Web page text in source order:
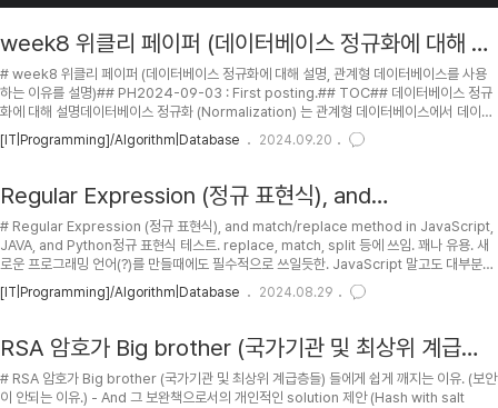
week8 위클리 페이퍼 (데이터베이스 정규화에 대해 설
명, 관계형 데이터베이스를 사용하는 이유를 설명)
# week8 위클리 페이퍼 (데이터베이스 정규화에 대해 설명, 관계형 데이터베이스를 사용
하는 이유를 설명)## PH2024-09-03 : First posting.## TOC## 데이터베이스 정규
화에 대해 설명데이터베이스 정규화 (Normalization) 는 관계형 데이터베이스에서 데이터
의 중복을 최소화하고 데이터의 일관성 (Consistency) 과 무결성 (Integrity) 을 유지하기
위해 데이터를 구조화하는 과정입니다. 정규화는 여러 단계로 나뉘며, 각 단계는 특정한 규칙
열은 하나의 값을 가져야 합니다.테이블의 컬럼이 원자값 (Atomic Value, 하나의 값) 을 갖
도록 테이블을 분해하..
[IT|Programming]/Algorithm|Database 2024.09.20
Regular Expression (정규 표현식), and
match/replace method in JavaScript, JAVA, and
Python
# Regular Expression (정규 표현식), and match/replace method in JavaScript,
JAVA, and Python정규 표현식 테스트. replace, match, split 등에 쓰임. 꽤나 유용. 새
로운 프로그래밍 언어(?)를 만들때에도 필수적으로 쓰일듯한. JavaScript 말고도 대부분의
언어 (Java, C, C++, LabVIEW, PHP, Perl 등등등) 에서 이런게 다들 비슷하게 구현되어
있음.그런데 비슷하긴한데, 다들 조금씩은 달라서 헷갈리는게 많긴 한듯. 특히 JAVA,
Python 추가.2024-01-07 : Small edit. (?..
[IT|Programming]/Algorithm|Database 2024.08.29
RSA 암호가 Big brother (국가기관 및 최상위 계급층
들) 들에게 쉽게 깨지는 이유. (보안이 안되는 이유.) -
And 그 보완책으로서의 개인적인 solution 제안 (Hash
# RSA 암호가 Big brother (국가기관 및 최상위 계급층들) 들에게 쉽게 깨지는 이유. (보안
이 안되는 이유.) - And 그 보완책으로서의 개인적인 solution 제안 (Hash with salt